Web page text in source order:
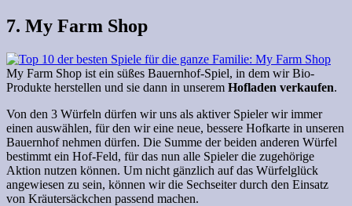
7. My Farm Shop
My Farm Shop ist ein süßes Bauernhof-Spiel, in dem wir Bio-
Produkte herstellen und sie dann in unserem Hofladen verkaufen.
Von den 3 Würfeln dürfen wir uns als aktiver Spieler wir immer
einen auswählen, für den wir eine neue, bessere Hofkarte in unseren
Bauernhof nehmen dürfen. Die Summe der beiden anderen Würfel
bestimmt ein Hof-Feld, für das nun alle Spieler die zugehörige
Aktion nutzen können. Um nicht gänzlich auf das Würfelglück
angewiesen zu sein, können wir die Sechseiter durch den Einsatz
von Kräutersäckchen passend machen.